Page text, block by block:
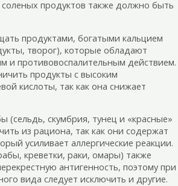
продуктов также должно быть
продуктами, богатыми кальцием
творог), которые обладают
и противовоспалительным действием.
продукты с высоким
кислоты, так как она снижает
скумбрия, тунец и «красные»
из рациона, так как они содержат
усиливает аллергические реакции.
креветки, раки, омары) также
антигенность, поэтому при
вида следует исключить и другие.